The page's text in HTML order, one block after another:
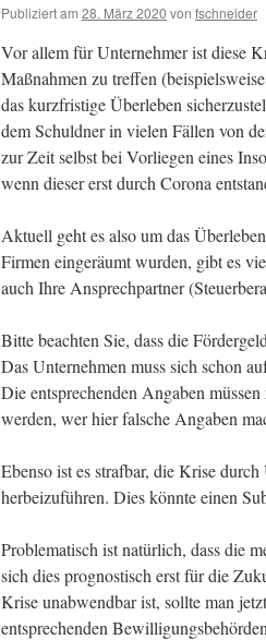
Publiziert am 28. März 2020 von fschneider
Vor allem für Unternehmer ist diese
Maßnahmen zu treffen
das kurzfristige Überleben
dem Schuldner in vielen Fällen von
zur Zeit selbst bei Vorliegen eines
wenn dieser erst durch Corona
Aktuell geht es also um das
Firmen eingeräumt wurden, gibt es
auch Ihre Ansprechpartner
Bitte beachten Sie, dass die
Das Unternehmen muss sich schon
Die entsprechenden Angaben
werden, wer hier falsche Angaben
Ebenso ist es strafbar, die Krise
herbeizuführen. Dies könnte einen
Problematisch ist natürlich, dass die
sich dies prognostisch erst für die
Krise unabwendbar ist, sollte man
entsprechenden